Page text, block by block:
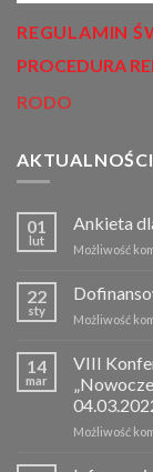
REGULAMIN
PROCEDURA
RODO
AKTUALNOŚCI
01
lut
Ankieta
Możliwość
22
sty
Możliwość
14
mar
VIII
Możliwość